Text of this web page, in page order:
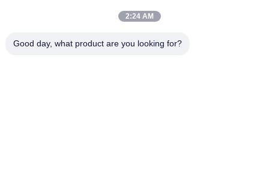
2:24 AM
Good day, what product are you looking for?